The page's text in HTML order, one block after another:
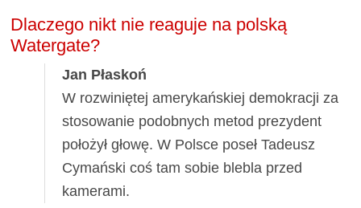
Dlaczego nikt nie reaguje na polską
Watergate?
Jan Płaskoń
W rozwiniętej amerykańskiej demokracji za
stosowanie podobnych metod prezydent
położył głowę. W Polsce poseł Tadeusz
Cymański coś tam sobie blebla przed
kamerami.